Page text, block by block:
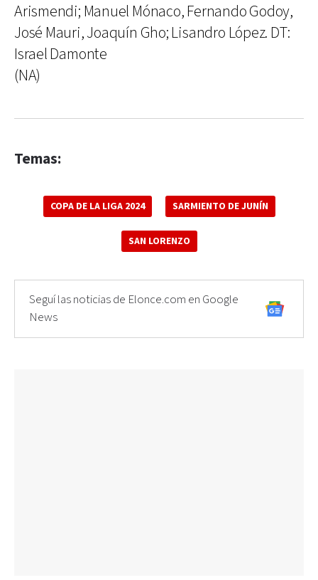
Arismendi; Manuel Mónaco, Fernando Godoy,
José Mauri, Joaquín Gho; Lisandro López. DT:
Israel Damonte
(NA)
Temas:
COPA DE LA LIGA 2024 SARMIENTO DE JUNÍN
SAN LORENZO
Seguí las noticias de Elonce.com en Google
News